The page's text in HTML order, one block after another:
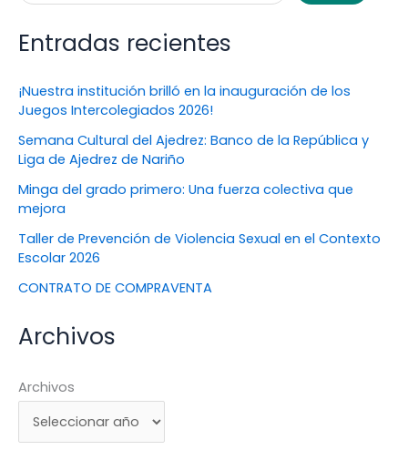
Entradas recientes
¡Nuestra institución brilló en la inauguración de los
Juegos Intercolegiados 2026!
Semana Cultural del Ajedrez: Banco de la República y
Liga de Ajedrez de Nariño
Minga del grado primero: Una fuerza colectiva que
mejora
Taller de Prevención de Violencia Sexual en el Contexto
Escolar 2026
CONTRATO DE COMPRAVENTA
Archivos
Archivos